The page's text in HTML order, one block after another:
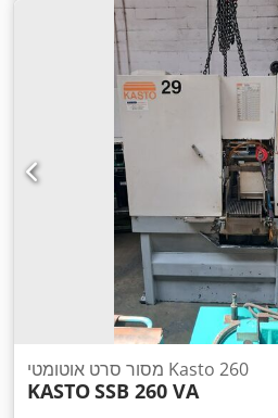
מסור סרט אוטומטי Kasto 260
KASTOSSB 260 VA